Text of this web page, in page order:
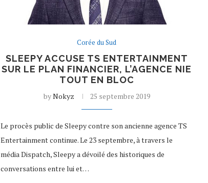
Corée du Sud
SLEEPY ACCUSE TS ENTERTAINMENT
SUR LE PLAN FINANCIER, L’AGENCE NIE
TOUT EN BLOC
byNokyz 25 septembre 2019
Le procès public de Sleepy contre son ancienne agence TS
Entertainment continue. Le 23 septembre, à travers le
média Dispatch, Sleepy a dévoilé des historiques de
conversations entre lui et…